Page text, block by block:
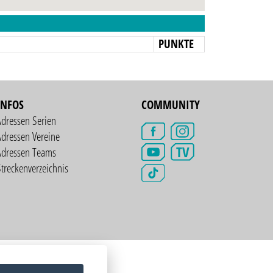
PUNKTE
Serien
Vereine
Teams
COMMUNITY
TV